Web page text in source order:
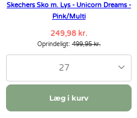
Skechers Sko m. Lys - Unicorn Dreams -
Pink/Multi
249,98 kr.
Oprindeligt:499,95 kr.
27
Læg i kurv